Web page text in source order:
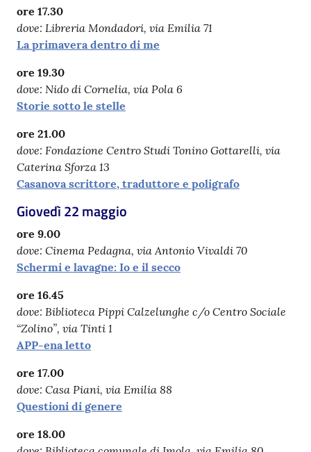
ore 17.30
dove: Libreria Mondadori, via Emilia 71
La primavera dentro di me
ore 19.30
dove: Nido di Cornelia, via Pola 6
Storie sotto le stelle
ore 21.00
dove: Fondazione Centro Studi Tonino Gottarelli, via
Caterina Sforza 13
Casanova scrittore, traduttore e poligrafo
Giovedì 22 maggio
ore 9.00
dove: Cinema Pedagna, via Antonio Vivaldi 70
Schermi e lavagne: Io e il secco
ore 16.45
dove: Biblioteca Pippi Calzelunghe c/o Centro Sociale
“Zolino”, via Tinti 1
APP-ena letto
ore 17.00
dove: Casa Piani, via Emilia 88
Questioni di genere
ore 18.00